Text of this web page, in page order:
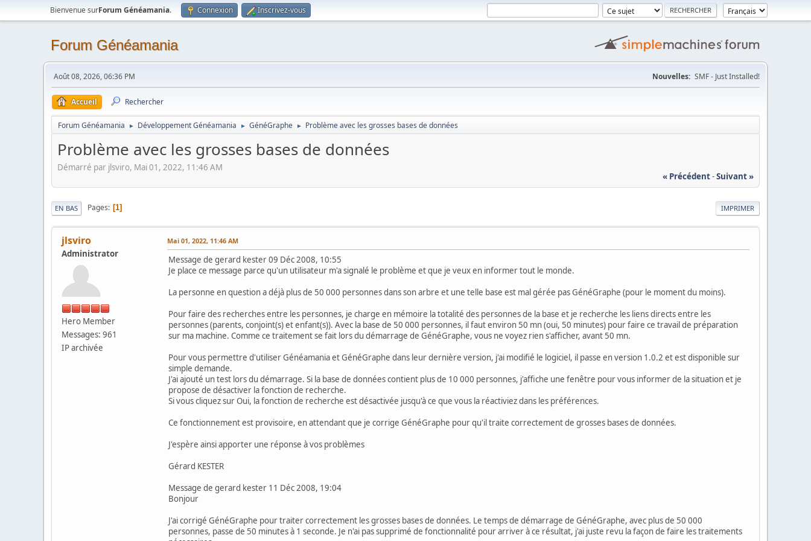
Bienvenue surForum Généamania. Connexion Inscrivez-vous
Forum Généamania
Août 08, 2026, 06:36 PM Nouvelles: SMF - Just Installed!
Accueil Rechercher
Forum Généamania ► Développement Généamania ► GénéGraphe ► Problème avec les grosses bases de données
Problème avec les grosses bases de données
Démarré par jlsviro, Mai 01, 2022, 11:46 AM
« Précédent-Suivant »
IMPRIMER
EN BAS Pages 1
jlsviro
Administrator
Hero Member
Messages: 961
IP archivée
Mai 01, 2022, 11:46 AM
Message de gerard kester 09 Déc 2008, 10:55
Je place ce message parce qu'un utilisateur m'a signalé le problème et que je veux en informer tout le monde.
La personne en question a déjà plus de 50 000 personnes dans son arbre et une telle base est mal gérée pas GénéGraphe (pour le moment du moins).
Pour faire des recherches entre les personnes, je charge en mémoire la totalité des personnes de la base et je recherche les liens directs entre les
personnes (parents, conjoint(s) et enfant(s)). Avec la base de 50 000 personnes, il faut environ 50 mn (oui, 50 minutes) pour faire ce travail de préparation
sur ma machine. Comme ce traitement se fait lors du démarrage de GénéGraphe, vous ne voyez rien s'afficher, avant 50 mn.
Pour vous permettre d'utiliser Généamania et GénéGraphe dans leur dernière version, j'ai modifié le logiciel, il passe en version 1.0.2 et est disponible sur
simple demande.
J'ai ajouté un test lors du démarrage. Si la base de données contient plus de 10 000 personnes, j'affiche une fenêtre pour vous informer de la situation et je
propose de désactiver la fonction de recherche.
Si vous cliquez sur Oui, la fonction de recherche est désactivée jusqu'à ce que vous la réactiviez dans les préférences.
Ce fonctionnement est provisoire, en attendant que je corrige GénéGraphe pour qu'il traite correctement de grosses bases de données.
J'espère ainsi apporter une réponse à vos problèmes
Gérard KESTER
Message de gerard kester 11 Déc 2008, 19:04
Bonjour
J'ai corrigé GénéGraphe pour traiter correctement les grosses bases de données. Le temps de démarrage de GénéGraphe, avec plus de 50 000
personnes, passe de 50 minutes à 1 seconde. Je n'ai pas supprimé de fonctionnalité pour arriver à ce résultat, j'ai juste revu la façon de faire les traitements